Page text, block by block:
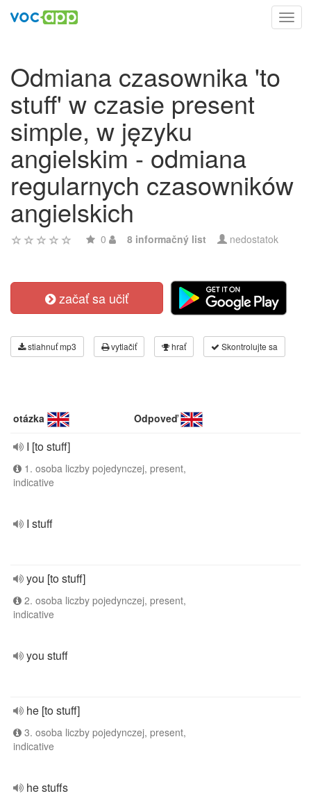
Odmiana czasownika 'to
stuff' w czasie present
simple, w języku
angielskim - odmiana
regularnych czasowników
angielskich
0 8 informačný list nedostatok
začať sa učiť
stiahnuť mp3 vytlačiť hrať Skontrolujte sa
otázka Odpoveď
I [to stuff]
1. osoba liczby pojedynczej, present,
indicative
I stuff
you [to stuff]
2. osoba liczby pojedynczej, present,
indicative
you stuff
he [to stuff]
3. osoba liczby pojedynczej, present,
indicative
he stuffs